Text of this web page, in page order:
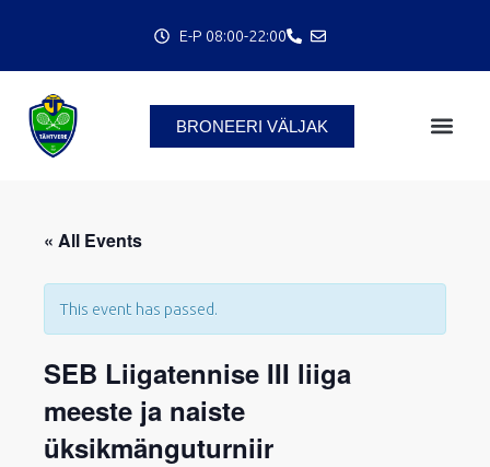
E-P 08:00-22:00
BRONEERI VÄLJAK
« All Events
This event has passed.
SEB Liigatennise III liiga
meeste ja naiste
üksikmänguturniir